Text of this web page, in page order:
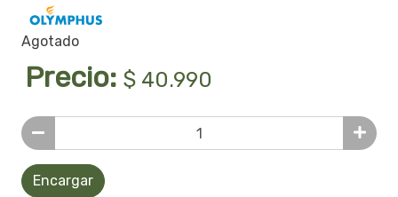
Agotado
Precio: $ 40.990
Encargar